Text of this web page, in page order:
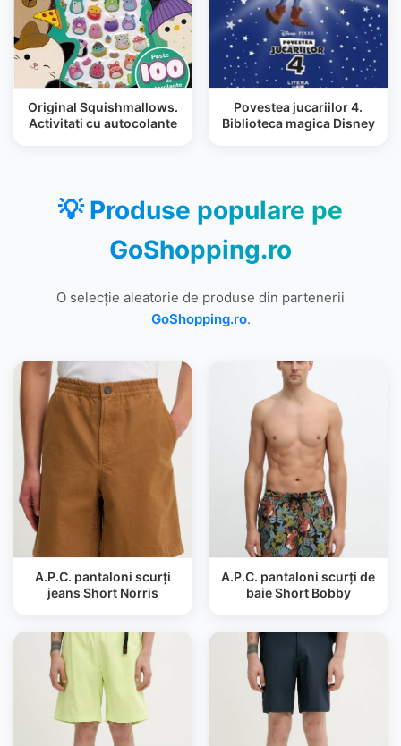
Original Squishmallows.
Activitati cu autocolante
Povestea jucariilor 4.
Biblioteca magica Disney
💡 Produse populare pe
GoShopping.ro
O selecție aleatorie de produse din partenerii
GoShopping.ro.
A.P.C. pantaloni scurți
jeans Short Norris
A.P.C. pantaloni scurți de
baie Short Bobby